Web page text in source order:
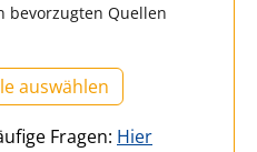
bevorzugten Quellen
auswählen
Fragen: Hier